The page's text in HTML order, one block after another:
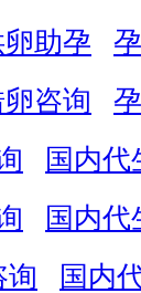
助孕
咨询
国内代
国内代
询
国内